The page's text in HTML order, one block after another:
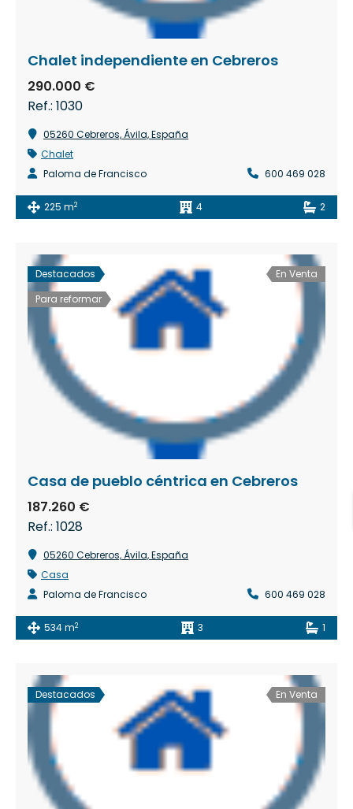
Chalet independiente en Cebreros
290.000 €
Ref.: 1030
05260 Cebreros, Ávila, España
Chalet
Paloma de Francisco
600 469 028
225 m2 4 2
Destacados
Para reformar
En Venta
Casa de pueblo céntrica en Cebreros
187.260 €
Ref.: 1028
05260 Cebreros, Ávila, España
Casa
Paloma de Francisco
600 469 028
534 m2 3 1
Destacados En Venta